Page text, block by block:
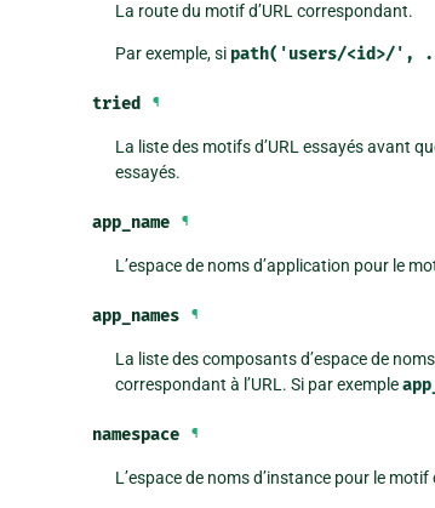
La route du motif d’URL correspondant.
Par exemple, si path('users/<id>/',
tried ¶
La liste des motifs d’URL essayés avant
essayés.
app_name ¶
L’espace de noms d’application pour le
app_names ¶
La liste des composants d’espace de
correspondant à l’URL. Si par exemple
namespace ¶
L’espace de noms d’instance pour le motif